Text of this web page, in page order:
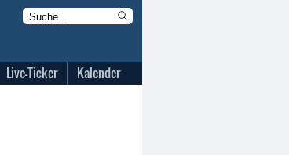
Live-Ticker Kalender